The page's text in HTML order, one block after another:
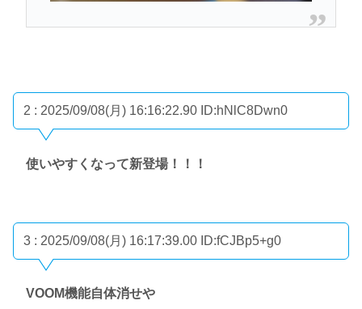
2 : 2025/09/08(月) 16:16:22.90 ID:hNlC8Dwn0
使いやすくなって新登場！！！
3 : 2025/09/08(月) 16:17:39.00 ID:fCJBp5+g0
VOOM機能自体消せや